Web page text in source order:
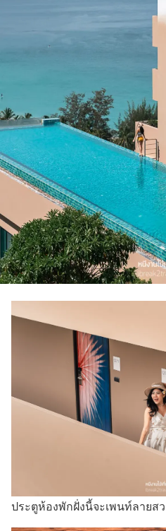
ประตูห้องพักฝั่งนี้จะเพนท์ลายส